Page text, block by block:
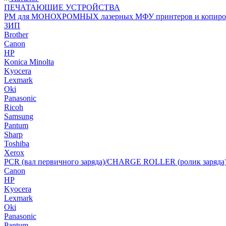
ПЕЧАТАЮЩИЕ УСТРОЙСТВА
РМ для МОНОХРОМНЫХ лазерных МФУ принтеров и
ЗИП
Brother
Canon
HP
Konica Minolta
Kyocera
Lexmark
Oki
Panasonic
Ricoh
Samsung
Pantum
Sharp
Toshiba
Xerox
PCR (вал первичного заряда)/CHARGE ROLLER (ролик
Canon
HP
Kyocera
Lexmark
Oki
Panasonic